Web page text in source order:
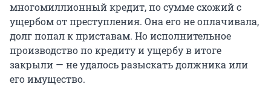
многомиллионный кредит, по сумме схожий с
ущербом от преступления. Она его не оплачивала,
долг попал к приставам. Но исполнительное
производство по кредиту и ущербу в итоге
закрыли — не удалось разыскать должника или
его имущество.